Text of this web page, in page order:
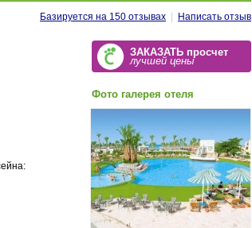
Базируется на 150 отзывах Написать отзыв
ЗАКАЗАТЬ просчет
лучшей цены
Фото галерея отеля